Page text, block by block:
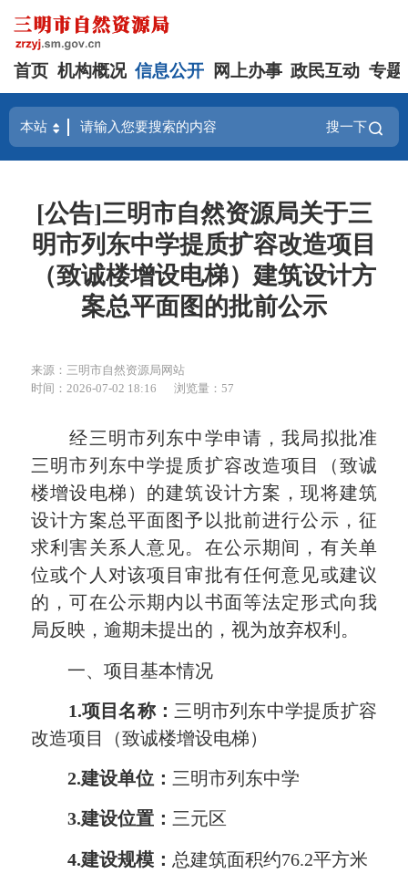
首页 机构概况 信息公开 网上办事 政民互动 专题
搜一下
[公告]三明市自然资源局关于三
明市列东中学提质扩容改造项目
（致诚楼增设电梯）建筑设计方
案总平面图的批前公示
来源：三明市自然资源局网站
时间：2026-07-02 18:16
浏览量：57
经三明市列东中学申请，我局拟批准
三明市列东中学提质扩容改造项目（致诚
楼增设电梯）的建筑设计方案，现将建筑
设计方案总平面图予以批前进行公示，征
求利害关系人意见。在公示期间，有关单
位或个人对该项目审批有任何意见或建议
的，可在公示期内以书面等法定形式向我
局反映，逾期未提出的，视为放弃权利。
一、项目基本情况
1.项目名称： 三明市列东中学提质扩容
改造项目（致诚楼增设电梯）
2.建设单位： 三明市列东中学
3.建设位置：三元区
4.建设规模 ： 总建筑面积约76.2平方米